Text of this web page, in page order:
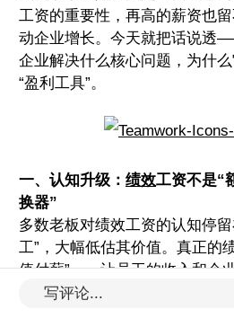
工资的重要性，再高的薪资也
动企业增长。今天就把话说透
企业解决什么核心问题，为什
“盈利工具”。
一、认知升级： 绩效工资不是“
换器”
多数老板对绩效工资的认知停
工”，大幅低估其价值。真正的
值付薪”——让员工的收入和企
把“干多干少一个样”的大锅饭
写评论...